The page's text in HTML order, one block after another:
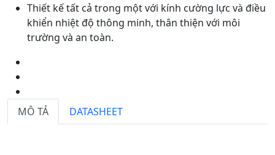
Thiết kế tất cả trong một với kính cường lực và điều
khiển nhiệt độ thông minh, thân thiện với môi
trường và an toàn.
MÔ TẢ DATASHEET